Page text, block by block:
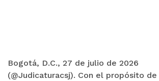
Bogotá, D.C., 27 de julio de 2026
(@Judicaturacsj). Con el propósito de